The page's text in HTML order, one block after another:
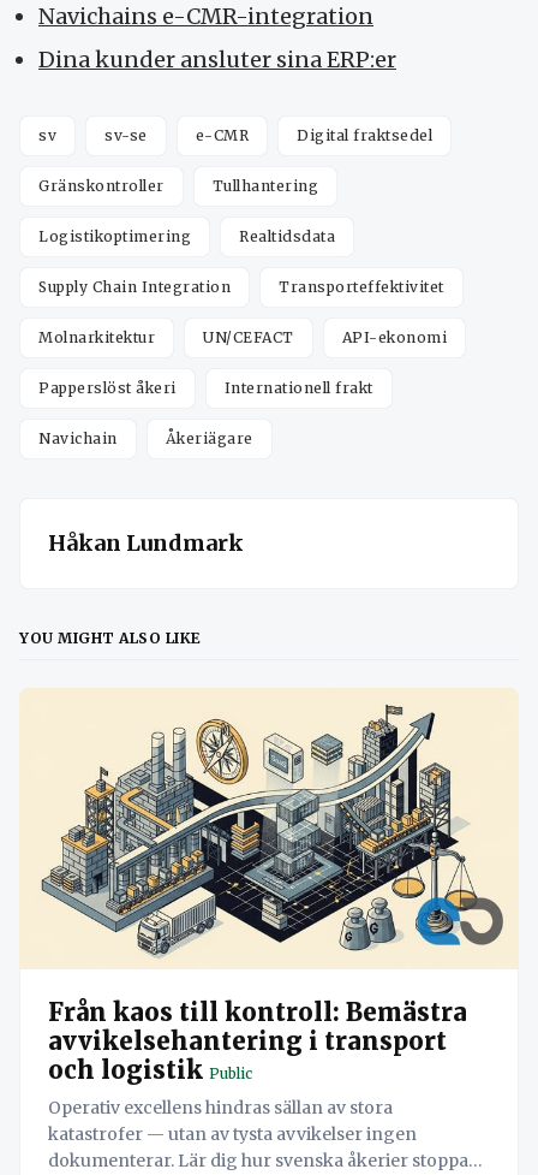
Navichains e-CMR-integration
Dina kunder ansluter sina ERP:er
sv sv-se e-CMR Digital fraktsedel
Gränskontroller Tullhantering
Logistikoptimering Realtidsdata
Supply Chain Integration Transporteffektivitet
Molnarkitektur UN/CEFACT API-ekonomi
Papperslöst åkeri Internationell frakt
Navichain Åkeriägare
Håkan Lundmark
YOU MIGHT ALSO LIKE
Från kaos till kontroll: Bemästra
avvikelsehantering i transport
och logistik Public
Operativ excellens hindras sällan av stora
katastrofer — utan av tysta avvikelser ingen
dokumenterar. Lär dig hur svenska åkerier stoppar